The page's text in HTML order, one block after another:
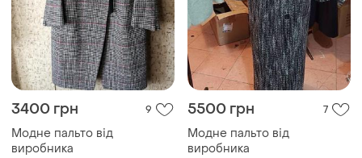
3400 грн 9
Модне пальто від
виробника
5500 грн 7
Модне пальто від
виробника